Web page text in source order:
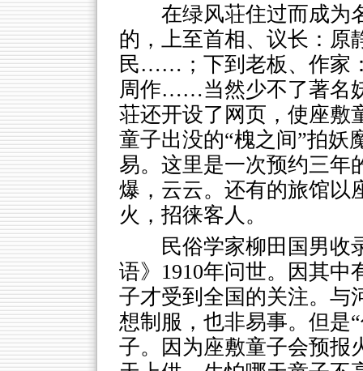
在绿风荘住过而成为
的，上至首相、议长：原
民……；下到老板、作家
周作……当然少不了著名
荘还开设了网页，使座敷
童子出没的“槐之间”拍妖
易。这里是一次预约三年
爆，云云。还有的旅馆以
火，招徕客人。
民俗学家柳田国男收
语》1910年问世。因其
子才受到全国的关注。与
想制服，也非易事。但是
子。因为座敷童子会预报